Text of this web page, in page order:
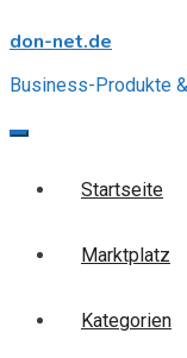
to
don-net.de
Business-Produkte
Startseite
Marktplatz
Kategorien